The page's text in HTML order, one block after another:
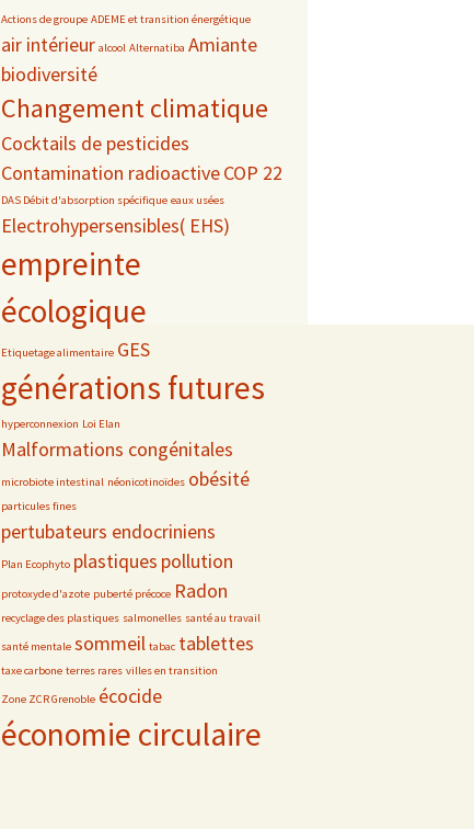
Actions de groupe ADEME et transition énergétique
air intérieur alcool Alternatiba Amiante
biodiversité
Changement climatique
Cocktails de pesticides
Contamination radioactiveCOP 22
DAS Débit d'absorption spécifique eaux usées
Electrohypersensibles( EHS)
empreinte
écologique
Etiquetage alimentaire GES
générations futures
hyperconnexion Loi Elan
Malformations congénitales
microbiote intestinal néonicotinoïdes obésité
particules fines
pertubateurs endocriniens
Plan Ecophyto plastiques pollution
protoxyde d'azote puberté précoce Radon
recyclage des plastiques salmonelles santé au travail
santé mentale sommeil tabac tablettes
taxe carbone terres rares villes en transition
Zone ZCR Grenoble écocide
économie circulaire